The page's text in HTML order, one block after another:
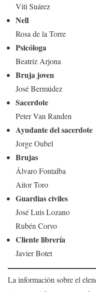
Viti Suárez
Nell
Rosa de la Torre
Psicóloga
Beatriz Arjona
Bruja joven
José Bermúdez
Sacerdote
Peter Van Randen
Ayudante del sacerdote
Jorge Oubel
Brujas
Álvaro Fontalba
Aitor Toro
Guardias civiles
José Luis Lozano
Rubén Corvo
Cliente librería
Javier Botet
La información sobre el